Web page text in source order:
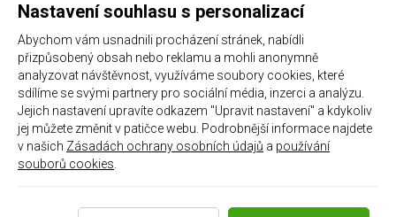
nacházíte obsahuje materiál, který někteří lidé mohou
nejsou dle právní úpravy zákona č. 480/2004 Sb., o některých
službách informační společnosti a o změně některých zákonů
(zákon o některých službách informační společnosti) a
zejména §6 citovaného zákona, odpovědni za příspěvky
návštěvníků těchto stránek.
Galerie|Historie
Nastavení souhlasu s personalizací
Abychom vám usnadnili procházení stránek, nabídli
přizpůsobený obsah nebo reklamu a mohli anonymně
analyzovat návštěvnost, využíváme soubory cookies, které
sdílíme se svými partnery pro sociální média, inzerci a analýzu.
Jejich nastavení upravíte odkazem "Upravit nastavení" a kdykoliv
jej můžete změnit v patičce webu. Podrobnější informace najdete
v našich Zásadách ochrany osobních údajů a používání
souborů cookies